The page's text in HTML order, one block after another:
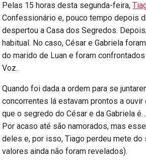
Pelas 15 horas desta segunda-feira,
Confessionário e, pouco tempo depois
despertou a Casa dos Segredos.
habitual. No caso, César e Gabriela
do marido de Luan e foram
Voz.
Quando foi dada a ordem para se
concorrentes lá estavam prontos a ouvir
que o segredo do César e da Gabriela
Por acaso até são namorados, mas
deles e, por isso, Tiago perdeu mete do
valores ainda não foram revelados).